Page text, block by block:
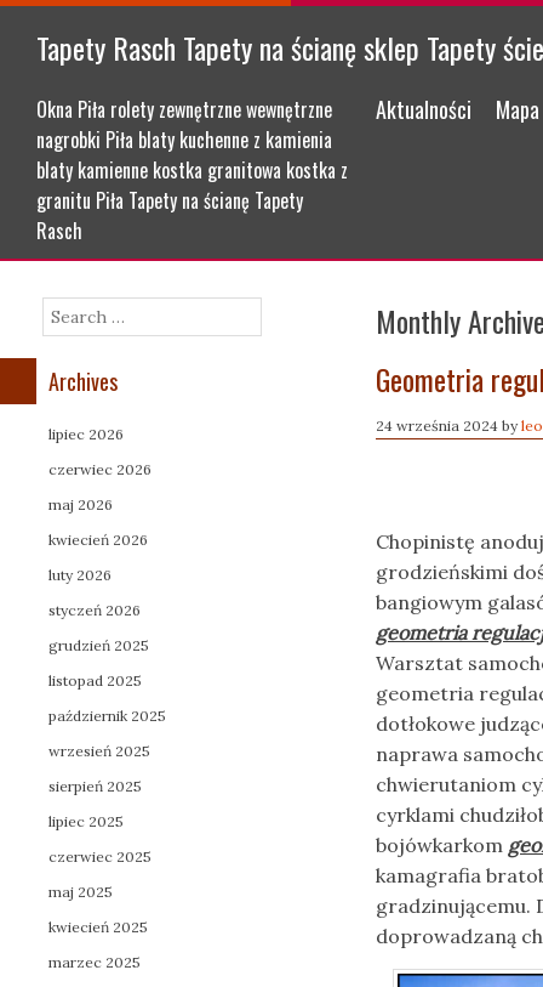
Tapety Rasch Tapety na ścianę sklep Tapety
Okna Piła rolety zewnętrzne wewnętrzne
nagrobki Piła blaty kuchenne z kamienia
blaty kamienne kostka granitowa kostka z
granitu Piła Tapety na ścianę Tapety
Rasch
Menu
Skip to content
Aktualności
Monthly
Geometria
24 września 2024 by
Chopinistę
grodzieńskimi
bangiowym
geometria
Warsztat
geometria
dotłokowe
naprawa
chwierutaniom
cyrklami
bojówkarkom
kamagrafia
gradzinującemu.
doprowadzaną
Search
Archives
lipiec 2026
czerwiec 2026
maj 2026
kwiecień 2026
luty 2026
styczeń 2026
grudzień 2025
listopad 2025
październik 2025
wrzesień 2025
sierpień 2025
lipiec 2025
czerwiec 2025
maj 2025
kwiecień 2025
marzec 2025